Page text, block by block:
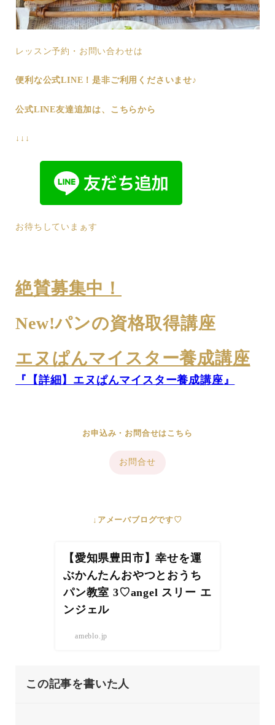
レッスン予約・お問い合わせは
便利な公式LINE！是非ご利用くださいませ♪
公式LINE友達追加は、こちらから
↓↓↓
お待ちしていまぁす
絶賛募集中！
New!パンの資格取得講座
エヌぱんマイスター養成講座
『【詳細】エヌぱんマイスター養成講座』
お申込み・お問合せはこちら
お問合せ
↓アメーバブログです♡
【愛知県豊田市】幸せを運
ぶかんたんおやつとおうち
パン教室 3♡angel スリー エ
ンジェル
ameblo.jp
この記事を書いた人